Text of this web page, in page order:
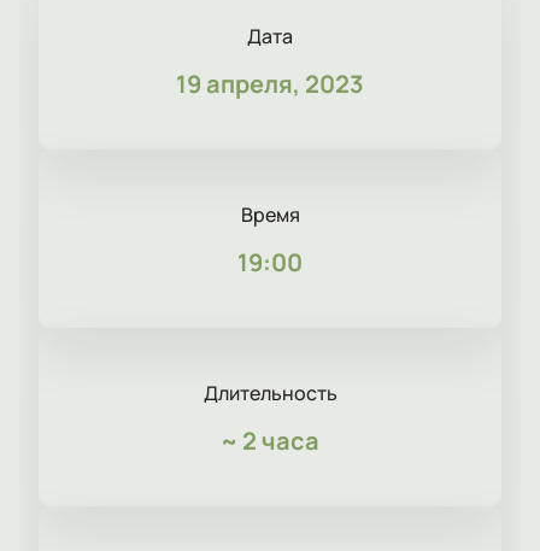
Дата
19 апреля, 2023
Время
19:00
Длительность
~ 2 часа